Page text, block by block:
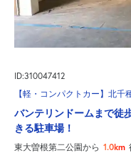
ID:310047412
【軽・コンパクトカー】北千
バンテリンドームまで徒
きる駐車場！
東大曽根第二公園から 1.0km